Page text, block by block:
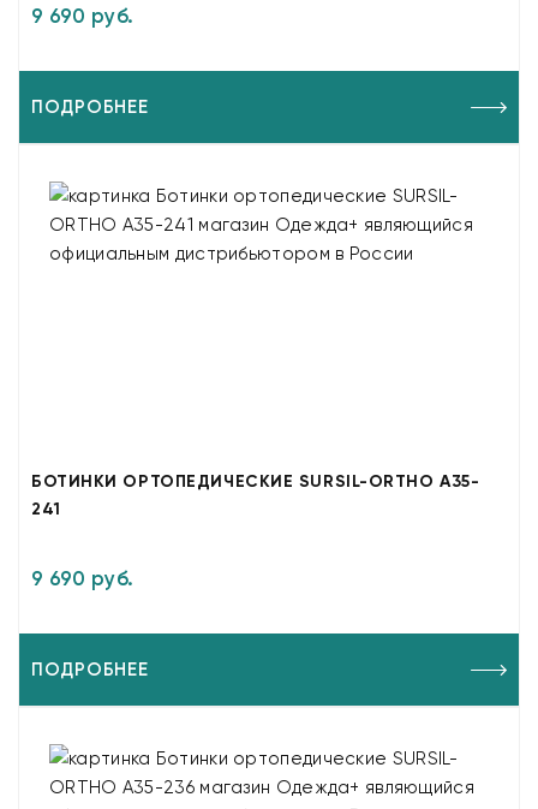
9 690 руб.
ПОДРОБНЕЕ
БОТИНКИ ОРТОПЕДИЧЕСКИЕ SURSIL-ORTHO A35-
241
9 690 руб.
ПОДРОБНЕЕ